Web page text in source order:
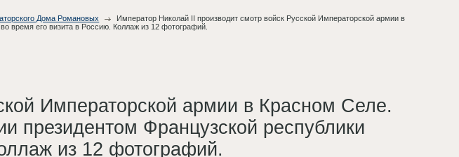
Дома Романовых
Император Николай II производит смотр войск Русской Императорской армии в
время его визита в Россию. Коллаж из 12 фотографий.
Императорской армии в Красном Селе.
президентом Французской республики
из 12 фотографий.